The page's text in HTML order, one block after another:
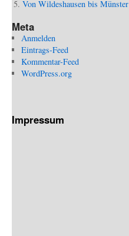
Von Wildeshausen bis Münster
Meta
Anmelden
Eintrags-Feed
Kommentar-Feed
WordPress.org
Impressum